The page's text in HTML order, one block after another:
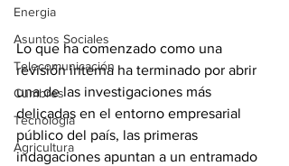
Energia
Asuntos Sociales
Telecomunicación
Cumbres
Tecnología
Agricultura
Lo que ha comenzado como una
revisión interna ha terminado por abrir
una de las investigaciones más
delicadas en el entorno empresarial
público del país, las primeras
indagaciones apuntan a un entramado